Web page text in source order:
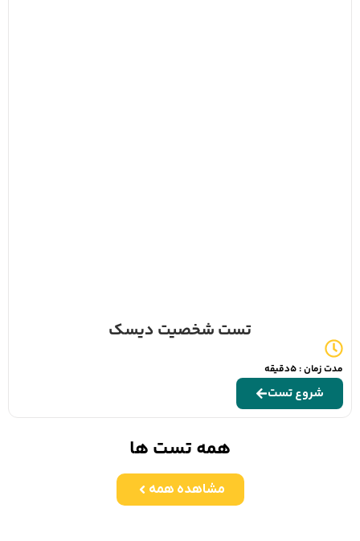
تست شخصیت دیسک
مدت زمان : 5دقیقه
شروع تست
همه تست ها
مشاهده همه